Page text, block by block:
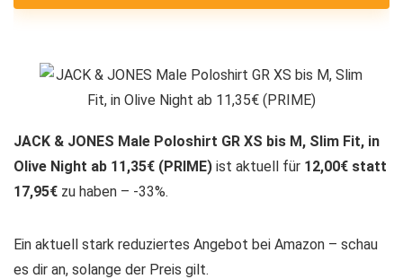
JACK & JONES Male Poloshirt GR XS bis M, Slim Fit, in
Olive Night ab 11,35€ (PRIME) ist aktuell für 12,00€ statt
17,95€ zu haben – -33%.
Ein aktuell stark reduziertes Angebot bei Amazon – schau
es dir an, solange der Preis gilt.